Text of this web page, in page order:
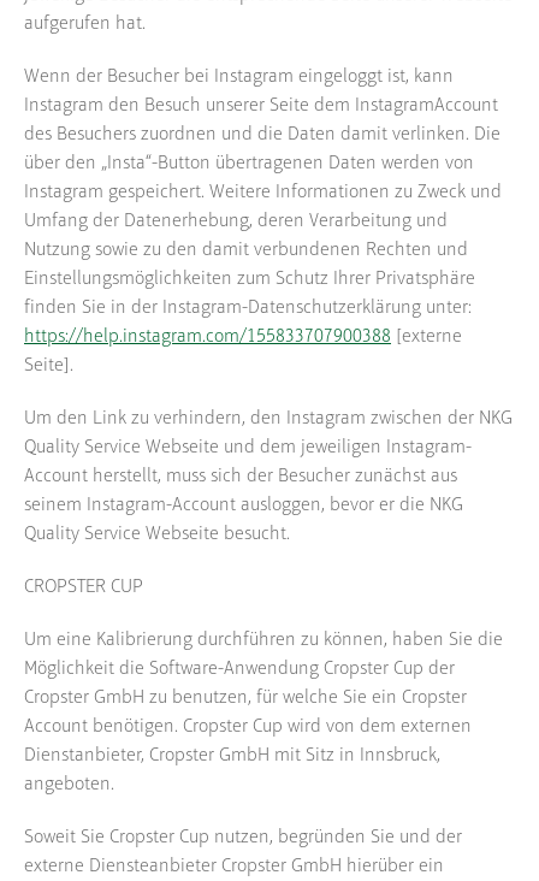
aufgerufen hat.
Wenn der Besucher bei Instagram eingeloggt ist, kann
Instagram den Besuch unserer Seite dem InstagramAccount
des Besuchers zuordnen und die Daten damit verlinken. Die
über den „Insta“-Button übertragenen Daten werden von
Instagram gespeichert. Weitere Informationen zu Zweck und
Umfang der Datenerhebung, deren Verarbeitung und
Nutzung sowie zu den damit verbundenen Rechten und
Einstellungsmöglichkeiten zum Schutz Ihrer Privatsphäre
finden Sie in der Instagram-Datenschutzerklärung unter:
https://help.instagram.com/155833707900388 [externe
Seite].
Um den Link zu verhindern, den Instagram zwischen der NKG
Quality Service Webseite und dem jeweiligen Instagram-
Account herstellt, muss sich der Besucher zunächst aus
seinem Instagram-Account ausloggen, bevor er die NKG
Quality Service Webseite besucht.
CROPSTER CUP
Um eine Kalibrierung durchführen zu können, haben Sie die
Möglichkeit die Software-Anwendung Cropster Cup der
Cropster GmbH zu benutzen, für welche Sie ein Cropster
Account benötigen. Cropster Cup wird von dem externen
Dienstanbieter, Cropster GmbH mit Sitz in Innsbruck,
angeboten.
Soweit Sie Cropster Cup nutzen, begründen Sie und der
externe Diensteanbieter Cropster GmbH hierüber ein